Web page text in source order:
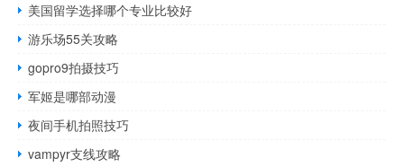
美国留学选择哪个专业比较好
游乐场55关攻略
gopro9拍摄技巧
军姬是哪部动漫
夜间手机拍照技巧
vampyr支线攻略